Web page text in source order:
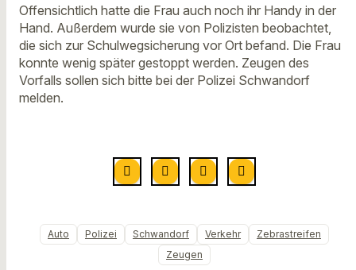
Offensichtlich hatte die Frau auch noch ihr Handy in der
Hand. Außerdem wurde sie von Polizisten beobachtet,
die sich zur Schulwegsicherung vor Ort befand. Die Frau
konnte wenig später gestoppt werden. Zeugen des
Vorfalls sollen sich bitte bei der Polizei Schwandorf
melden.
Auto Polizei Schwandorf Verkehr
Zebrastreifen
Zeugen